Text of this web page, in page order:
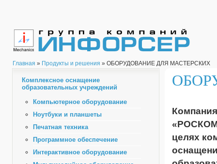
Главная » Продукты и решения » ОБОРУДОВАНИЕ ДЛЯ МАСТЕРСКИХ
Комплексное оснащение
образовательных учреждений
Компьютерное оборудование
Ноутбуки и планшеты
Печатная техника
Программное обеспечение
Интерактивное оборудование
Компания
целях